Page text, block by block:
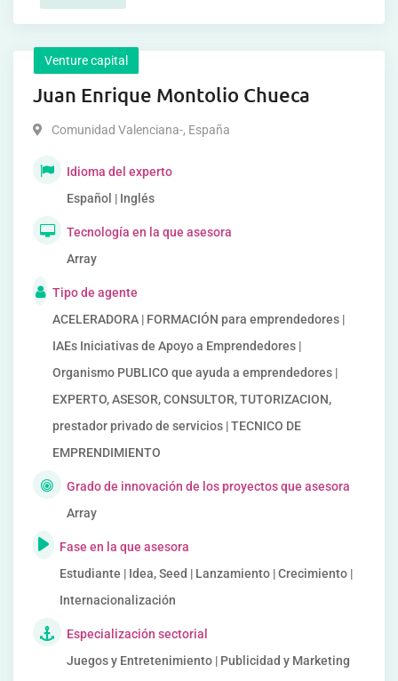
Venture capital
Juan Enrique Montolio Chueca
Comunidad Valenciana-, España
Idioma del experto
Español | Inglés
Tecnología en la que asesora
Array
Tipo de agente
ACELERADORA | FORMACIÓN para emprendedores |
IAEs Iniciativas de Apoyo a Emprendedores |
Organismo PUBLICO que ayuda a emprendedores |
EXPERTO, ASESOR, CONSULTOR, TUTORIZACION,
prestador privado de servicios | TECNICO DE
EMPRENDIMIENTO
Grado de innovación de los proyectos que asesora
Array
Fase en la que asesora
Estudiante | Idea, Seed | Lanzamiento | Crecimiento |
Internacionalización
Especialización sectorial
Juegos y Entretenimiento | Publicidad y Marketing